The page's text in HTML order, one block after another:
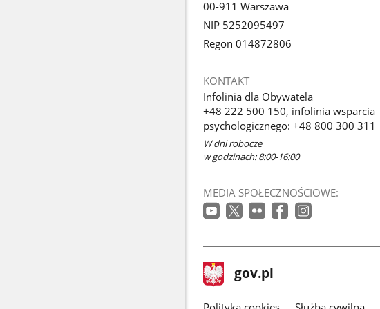
00-911 Warszawa
NIP 5252095497
Regon 014872806
KONTAKT
Infolinia dla Obywatela
+48 222 500 150, infolinia wsparcia
psychologicznego: +48 800 300 311
W dni robocze
w godzinach: 8:00-16:00
MEDIA SPOŁECZNOŚCIOWE:
stopka
gov.pl Strona
gov.pl